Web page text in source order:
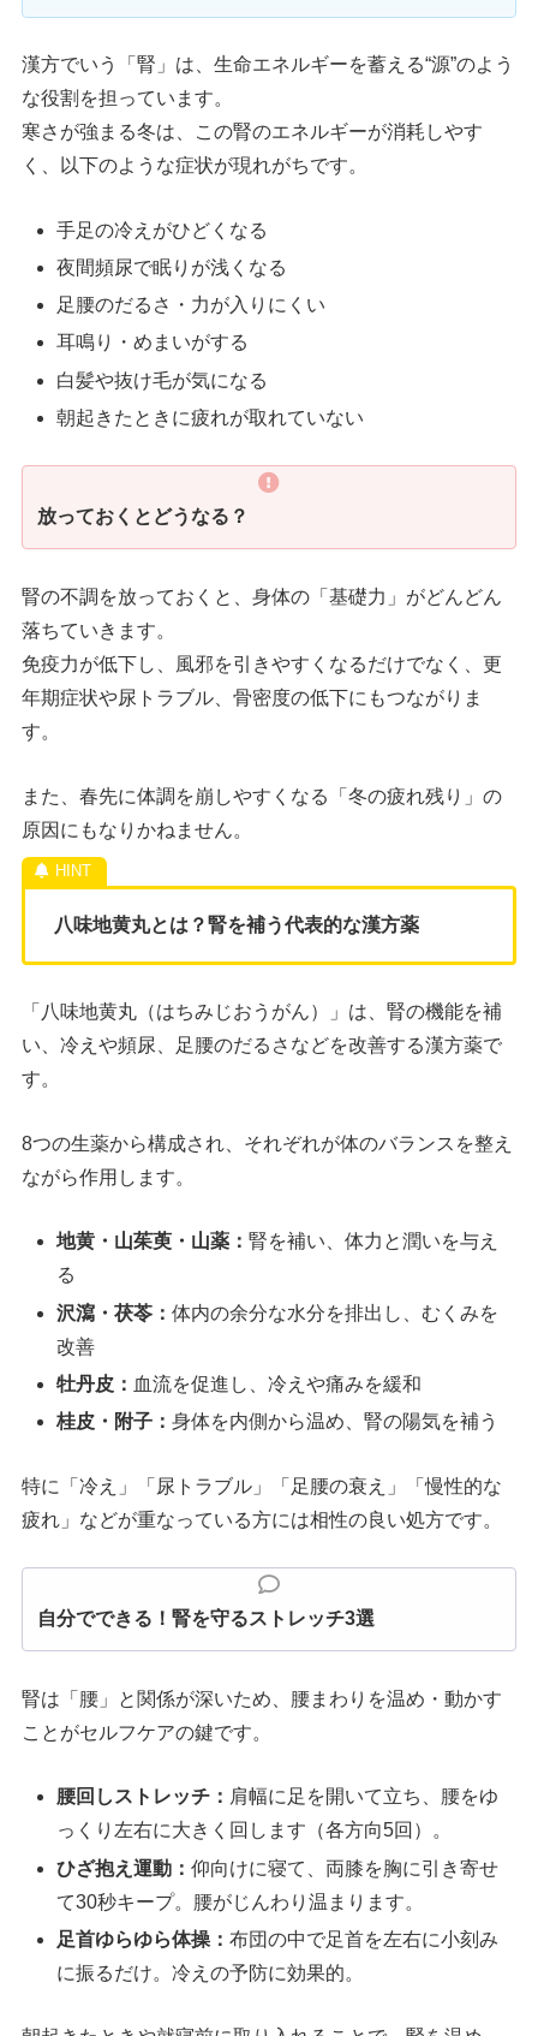
漢方でいう「腎」は、生命エネルギーを蓄える“源”のよう
な役割を担っています。
寒さが強まる冬は、この腎のエネルギーが消耗しやす
く、以下のような症状が現れがちです。
手足の冷えがひどくなる
夜間頻尿で眠りが浅くなる
足腰のだるさ・力が入りにくい
耳鳴り・めまいがする
白髪や抜け毛が気になる
朝起きたときに疲れが取れていない
放っておくとどうなる？
腎の不調を放っておくと、身体の「基礎力」がどんどん
落ちていきます。
免疫力が低下し、風邪を引きやすくなるだけでなく、更
年期症状や尿トラブル、骨密度の低下にもつながりま
す。
また、春先に体調を崩しやすくなる「冬の疲れ残り」の
原因にもなりかねません。
八味地黄丸とは？腎を補う代表的な漢方薬
「八味地黄丸（はちみじおうがん）」は、腎の機能を補
い、冷えや頻尿、足腰のだるさなどを改善する漢方薬で
す。
8つの生薬から構成され、それぞれが体のバランスを整え
ながら作用します。
地黄・山茱萸・山薬：腎を補い、体力と潤いを与え
る
沢瀉・茯苓：体内の余分な水分を排出し、むくみを
改善
牡丹皮： 血流を促進し、冷えや痛みを緩和
桂皮・附子：身体を内側から温め、腎の陽気を補う
特に「冷え」「尿トラブル」「足腰の衰え」「慢性的な
疲れ」などが重なっている方には相性の良い処方です。
自分でできる！腎を守るストレッチ3選
腎は「腰」と関係が深いため、腰まわりを温め・動かす
ことがセルフケアの鍵です。
腰回しストレッチ： 肩幅に足を開いて立ち、腰をゆ
っくり左右に大きく回します（各方向5回）。
ひざ抱え運動：仰向けに寝て、両膝を胸に引き寄せ
て30秒キープ。腰がじんわり温まります。
足首ゆらゆら体操：布団の中で足首を左右に小刻み
に振るだけ。冷えの予防に効果的。